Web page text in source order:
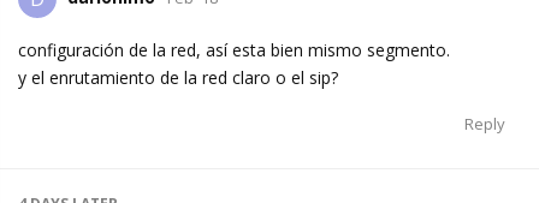
configuración de la red, así esta bien mismo segmento.
y el enrutamiento de la red claro o el sip?
Reply